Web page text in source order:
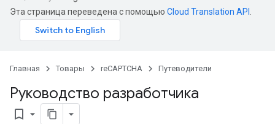
Эта страница переведена с помощью Cloud Translation API
Главная Товары reCAPTCHA Путеводители
Руководство разработчика
bookmark_border